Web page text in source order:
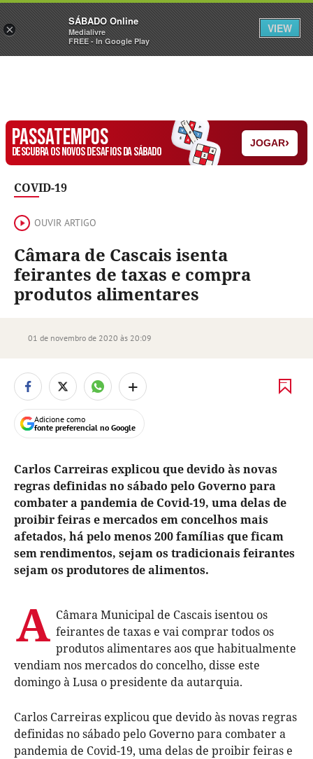
Sábado Assine Iniciar Sessão
PASSATEMPOS
DESCUBRA OS NOVOS DESAFIOS DA SÁBADO
JOGAR›
COVID-19
OUVIR ARTIGO
Câmara de Cascais isenta
feirantes de taxas e compra
produtos alimentares
01 de novembro de 2020 às 20:09
+
Adicione como
fonte preferencial no Google
Carlos Carreiras explicou que devido às novas
regras definidas no sábado pelo Governo para
combater a pandemia de Covid-19, uma delas de
proibir feiras e mercados em concelhos mais
afetados, há pelo menos 200 famílias que ficam
sem rendimentos, sejam os tradicionais feirantes
sejam os produtores de alimentos.
A Câmara Municipal de Cascais isentou os
feirantes de taxas e vai comprar todos os
produtos alimentares aos que habitualmente
vendiam nos mercados do concelho, disse este
domingo à Lusa o presidente da autarquia.
Carlos Carreiras explicou que devido às novas regras
definidas no sábado pelo Governo para combater a
pandemia de Covid-19, uma delas de proibir feiras e
×
SÁBADO Online
Medialivre
FREE - In Google Play
VIEW